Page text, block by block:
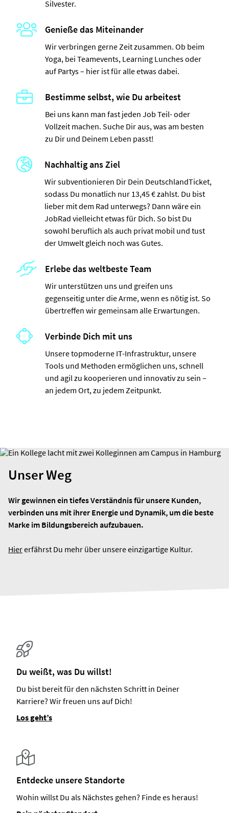
Silvester.
Genieße das Miteinander
Wir verbringen gerne Zeit zusammen. Ob beim
Yoga, bei Teamevents, Learning Lunches oder
auf Partys – hier ist für alle etwas dabei.
Bestimme selbst, wie Du arbeitest
Bei uns kann man fast jeden Job Teil- oder
Vollzeit machen. Suche Dir aus, was am besten
zu Dir und Deinem Leben passt!
Nachhaltig ans Ziel
Wir subventionieren Dir Dein DeutschlandTicket,
sodass Du monatlich nur 13,45 € zahlst. Du bist
lieber mit dem Rad unterwegs? Dann wäre ein
JobRad vielleicht etwas für Dich. So bist Du
sowohl beruflich als auch privat mobil und tust
der Umwelt gleich noch was Gutes.
Erlebe das weltbeste Team
Wir unterstützen uns und greifen uns
gegenseitig unter die Arme, wenn es nötig ist. So
übertreffen wir gemeinsam alle Erwartungen.
Verbinde Dich mit uns
Unsere topmoderne IT-Infrastruktur, unsere
Tools und Methoden ermöglichen uns, schnell
und agil zu kooperieren und innovativ zu sein –
an jedem Ort, zu jedem Zeitpunkt.
Unser Weg
Wir gewinnen ein tiefes Verständnis für unsere Kunden,
verbinden uns mit ihrer Energie und Dynamik, um die beste
Marke im Bildungsbereich aufzubauen.
Hiererfährst Du mehr über unsere einzigartige Kultur.
Du weißt, was Du willst!
Du bist bereit für den nächsten Schritt in Deiner
Karriere? Wir freuen uns auf Dich!
Los geht’s
Entdecke unsere Standorte
Wohin willst Du als Nächstes gehen? Finde es heraus!